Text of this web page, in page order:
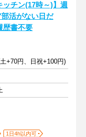
ッチン(17時～)】週
活がない日だ
歴書不要
+70円、日祝+100円)
1日4h以内可